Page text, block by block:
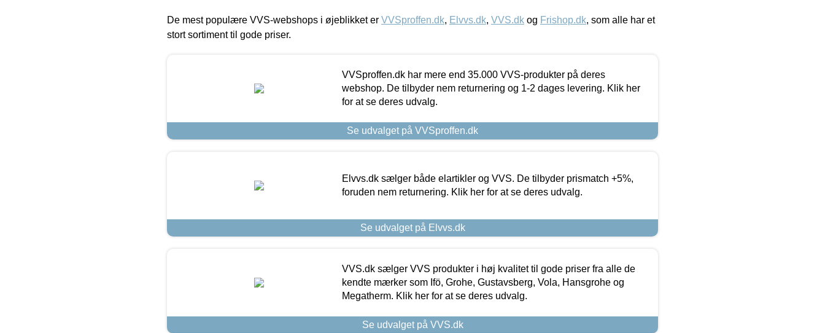
De mest populære VVS-webshops i øjeblikket er VVSproffen.dk, Elvvs.dk, VVS.dk og Frishop.dk, som alle har et
stort sortiment til gode priser.
VVSproffen.dk har mere end 35.000 VVS-produkter på deres
webshop. De tilbyder nem returnering og 1-2 dages levering. Klik her
for at se deres udvalg.
Se udvalget på VVSproffen.dk
Elvvs.dk sælger både elartikler og VVS. De tilbyder prismatch +5%,
foruden nem returnering. Klik her for at se deres udvalg.
Se udvalget på Elvvs.dk
VVS.dk sælger VVS produkter i høj kvalitet til gode priser fra alle de
kendte mærker som Ifö, Grohe, Gustavsberg, Vola, Hansgrohe og
Megatherm. Klik her for at se deres udvalg.
Se udvalget på VVS.dk